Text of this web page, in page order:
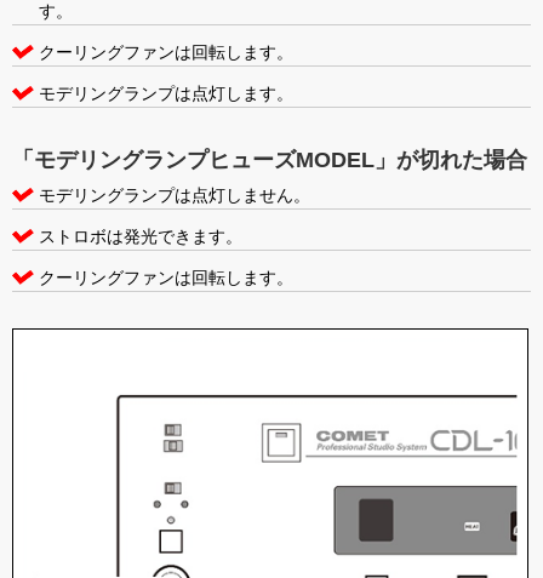
す。
クーリングファンは回転します。
モデリングランプは点灯します。
「モデリングランプヒューズMODEL」が切れた場合
モデリングランプは点灯しません。
ストロボは発光できます。
クーリングファンは回転します。